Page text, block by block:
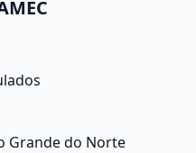
Grande do Norte